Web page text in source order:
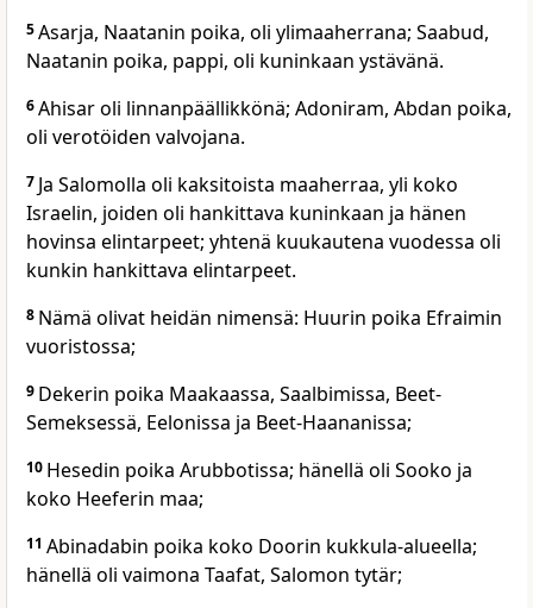
5Asarja, Naatanin poika, oli ylimaaherrana; Saabud,
Naatanin poika, pappi, oli kuninkaan ystävänä.
6Ahisar oli linnanpäällikkönä; Adoniram, Abdan poika,
oli verotöiden valvojana.
7 Ja Salomolla oli kaksitoista maaherraa, yli koko
Israelin, joiden oli hankittava kuninkaan ja hänen
hovinsa elintarpeet; yhtenä kuukautena vuodessa oli
kunkin hankittava elintarpeet.
8 Nämä olivat heidän nimensä: Huurin poika Efraimin
vuoristossa;
9 Dekerin poika Maakaassa, Saalbimissa, Beet-
Semeksessä, Eelonissa ja Beet-Haananissa;
10 Hesedin poika Arubbotissa; hänellä oli Sooko ja
koko Heeferin maa;
11 Abinadabin poika koko Doorin kukkula-alueella;
hänellä oli vaimona Taafat, Salomon tytär;